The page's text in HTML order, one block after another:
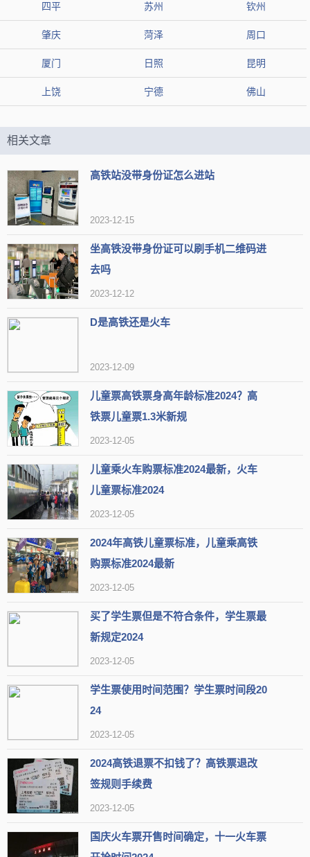
四平 苏州 钦州
肇庆 菏泽 周口
厦门 日照 昆明
上饶 宁德 佛山
相关文章
高铁站没带身份证怎么进站
2023-12-15
坐高铁没带身份证可以刷手机二维码进
去吗
2023-12-12
D是高铁还是火车
2023-12-09
儿童票高铁票身高年龄标准2024？高
铁票儿童票1.3米新规
2023-12-05
儿童乘火车购票标准2024最新，火车
儿童票标准2024
2023-12-05
2024年高铁儿童票标准，儿童乘高铁
购票标准2024最新
2023-12-05
买了学生票但是不符合条件，学生票最
新规定2024
2023-12-05
学生票使用时间范围？学生票时间段20
24
2023-12-05
2024高铁退票不扣钱了？高铁票退改
签规则手续费
2023-12-05
国庆火车票开售时间确定，十一火车票